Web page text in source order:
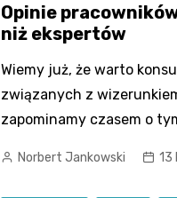
Opinie
niż ekspertów
Wiemy już, że warto
związanych z
zapominamy czasem o
Norbert Jankowski 13